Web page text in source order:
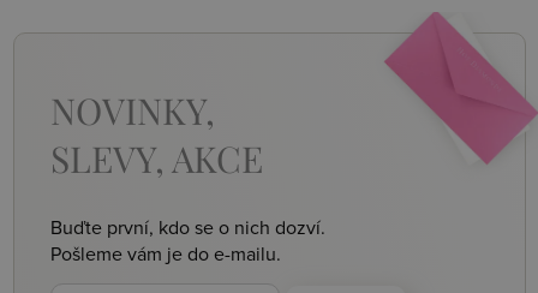
NOVINKY,
SLEVY, AKCE
Buďte první, kdo se o nich dozví.
Pošleme vám je do e-mailu.